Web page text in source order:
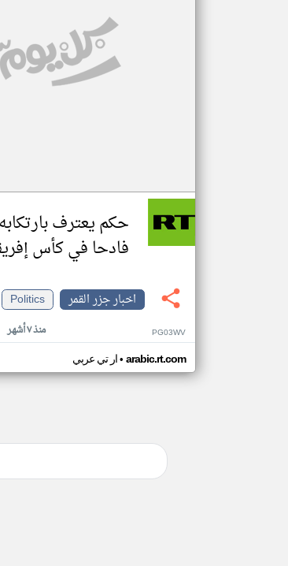
حكم يعترف
فادحا في كأس إفريقيا
اخبار جزر القمر
Politics
منذ ٧ أشهر PG03WV
ار تي عربي• arabic.rt.com